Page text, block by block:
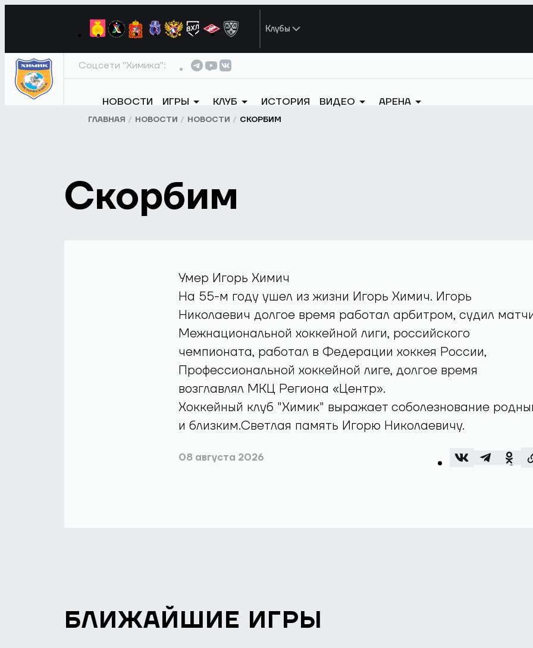
Клубы
Соцсети "Химика":
НОВОСТИ ИГРЫ КЛУБ ИСТОРИЯ ВИДЕО АРЕНА
ГЛАВНАЯ НОВОСТИ НОВОСТИ СКОРБИМ
Скорбим
Умер Игорь Химич
На 55-м году ушел из жизни Игорь Химич. Игорь
Николаевич долгое время работал арбитром, судил
Межнациональной хоккейной лиги, российского
чемпионата, работал в Федерации хоккея России,
Профессиональной хоккейной лиге, долгое время
возглавлял МКЦ Региона «Центр».
Хоккейный клуб "Химик" выражает соболезнование
и близким.Светлая память Игорю Николаевичу.
08 августа 2026
БЛИЖАЙШИЕ ИГРЫ